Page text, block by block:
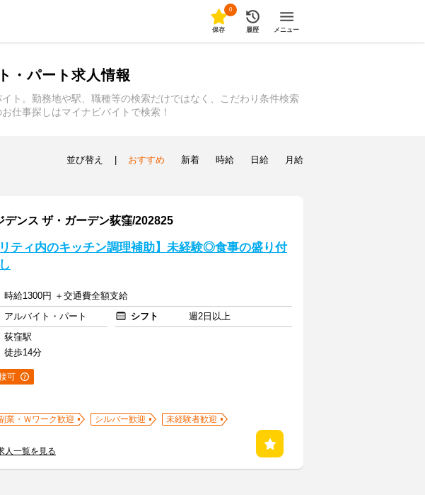
0
保存 履歴 メニュー
・パート求人情報
ト。勤務地や駅、職種等の検索だけではなく、こだわり条件検索
仕事探しはマイナビバイトで検索！
並び替え おすすめ 新着 時給 日給 月給
ンス ザ・ガーデン荻窪/202825
リティ内のキッチン調理補助】未経験◎食事の盛り付
時給1300円 ＋交通費全額支給
アルバイト・パート シフト
週2日以上
荻窪駅
徒歩14分
可
業・Ｗワーク歓迎 シルバー歓迎
未経験者歓迎
人一覧を見る